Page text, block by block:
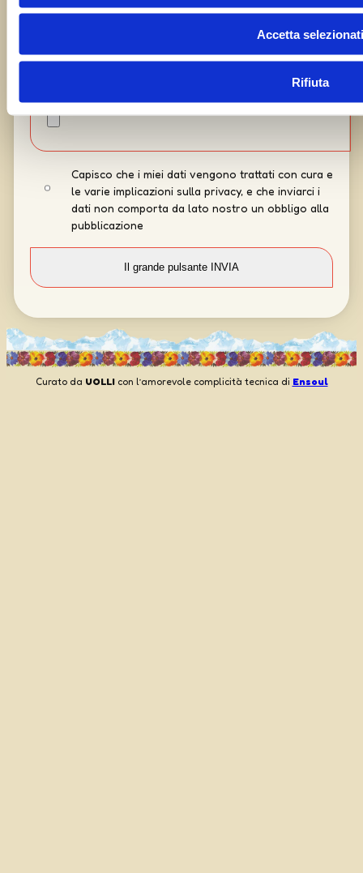
Accetta selezionati
Rifiuta
Capisco che i miei dati vengono trattati con cura e
le varie implicazioni sulla privacy, e che inviarci i
dati non comporta da lato nostro un obbligo alla
pubblicazione
Curato da UOLLIcon l’amorevole complicità tecnica di Ensoul